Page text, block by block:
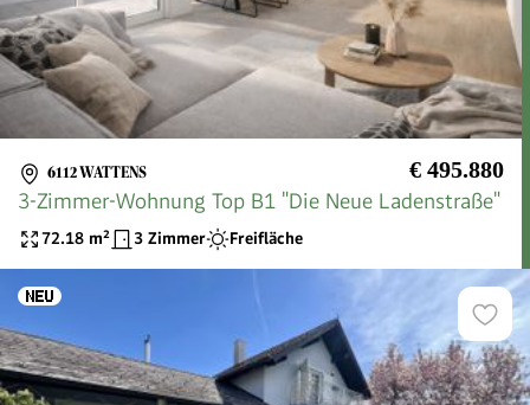
6112 WATTENS € 495.880
3-Zimmer-Wohnung Top B1 "Die Neue Ladenstraße"
72.18 m² 3 Zimmer Freifläche